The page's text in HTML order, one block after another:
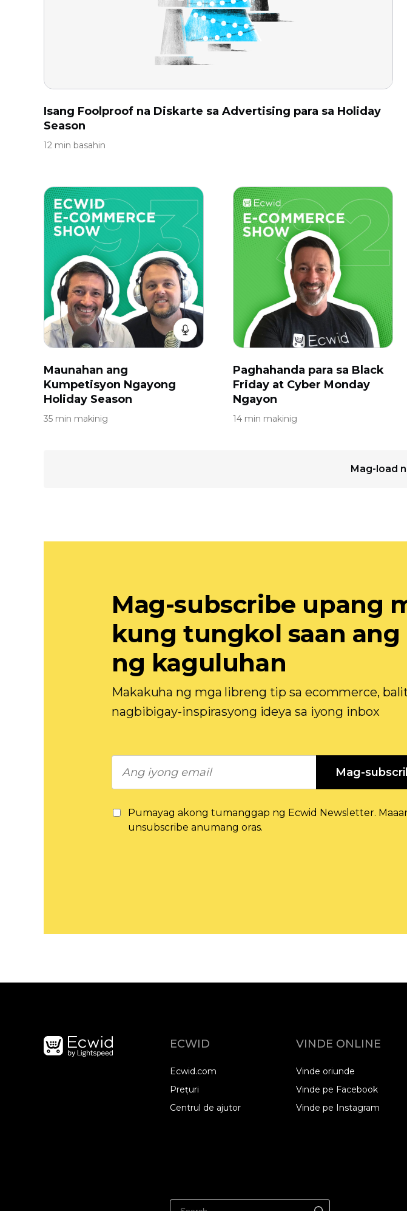
Isang Foolproof na Diskarte sa Advertising para sa Holiday
Season
12 min basahin
Maunahan ang
Kumpetisyon Ngayong
Holiday Season
35 min makinig
Paghahanda para sa Black
Friday at Cyber ​​Monday
Ngayon
14 min makinig
Mag-load
Mag-subscribe upang
kung tungkol saan ang
ng kaguluhan
Makakuha ng mga libreng tip sa ecommerce,
nagbibigay-inspirasyong ideya sa iyong inbox
Mag-
Pumayag akong tumanggap ng Ecwid Newsletter.
unsubscribe anumang oras.
ECWID
Ecwid.com
Prețuri
Centrul de ajutor
VINDE ONLINE
Vinde oriunde
Vinde pe Facebook
Vinde pe Instagram